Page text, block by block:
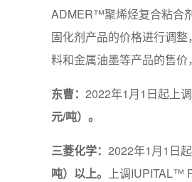
ADMER™聚烯烃复合粘合
固化剂产品的价格进行调
料和金属油墨等产品的售价
东曹： 2022年1月1日起上
元/吨）。
三菱化学： 2022年1月1日
吨）以上。 上调IUPITAL™